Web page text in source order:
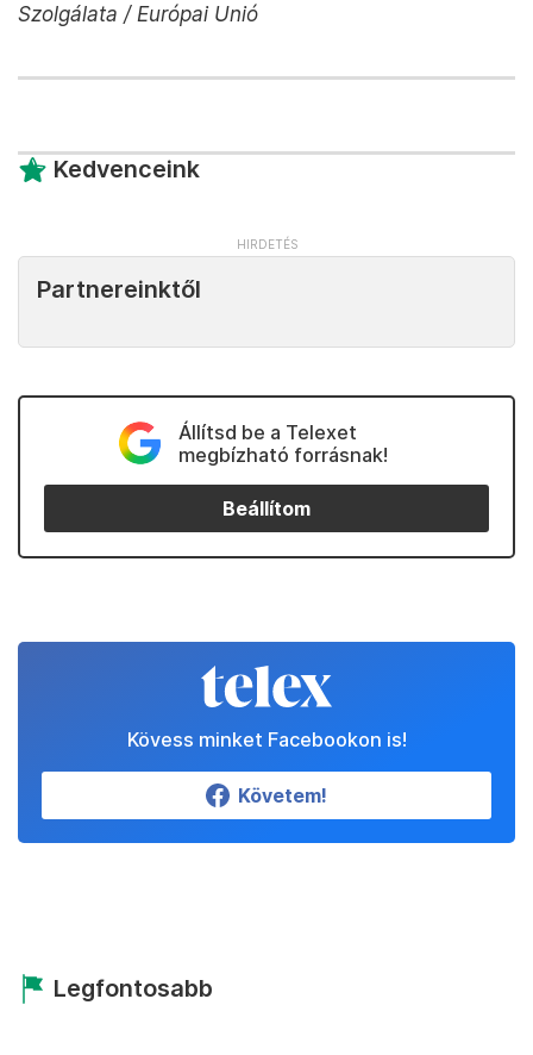
Szolgálata / Európai Unió
Kedvenceink
Partnereinktől
Állítsd be a Telexet
megbízható forrásnak!
Beállítom
Kövess minket Facebookon is!
Követem!
Legfontosabb